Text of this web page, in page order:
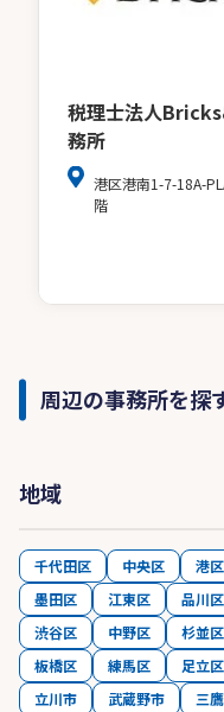
税理士法人
務所
港区港南1-7-18A-
階
周辺の事務所を探
地域
千代田区 中央区 港区
墨田区
江東区 品川区
渋谷区
中野区 杉並区
板橋区
練馬区 足立区
立川市
武蔵野市 三